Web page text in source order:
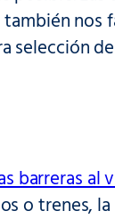
nos
selección
barreras al
o trenes,